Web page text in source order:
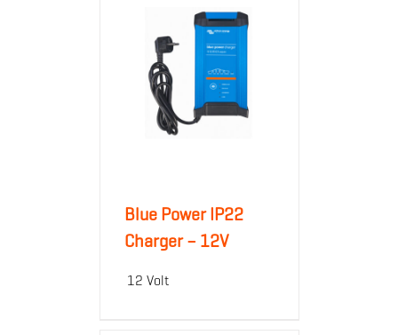
Blue Power IP22
Charger – 12V
12 Volt